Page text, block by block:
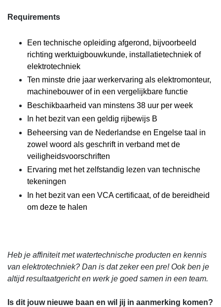
Requirements
Een technische opleiding afgerond, bijvoorbeeld
richting werktuigbouwkunde, installatietechniek of
elektrotechniek
Ten minste drie jaar werkervaring als elektromonteur,
machinebouwer of in een vergelijkbare functie
Beschikbaarheid van minstens 38 uur per week
In het bezit van een geldig rijbewijs B
Beheersing van de Nederlandse en Engelse taal in
zowel woord als geschrift in verband met de
veiligheidsvoorschriften
Ervaring met het zelfstandig lezen van technische
tekeningen
In het bezit van een VCA certificaat, of de bereidheid
om deze te halen
Heb je affiniteit met watertechnische producten en kennis
van elektrotechniek? Dan is dat zeker een pre! Ook ben je
altijd resultaatgericht en werk je goed samen in een team.
Is dit jouw nieuwe baan en wil jij in aanmerking komen?